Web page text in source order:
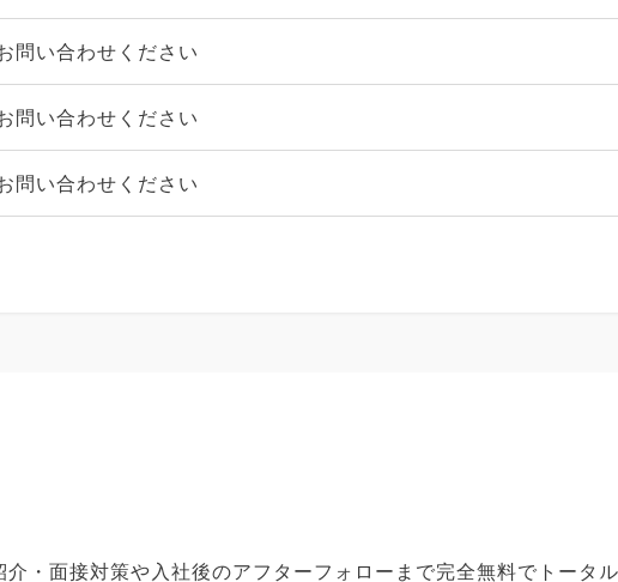
問い合わせください
問い合わせください
問い合わせください
・面接対策や入社後のアフターフォローまで完全無料でトータル